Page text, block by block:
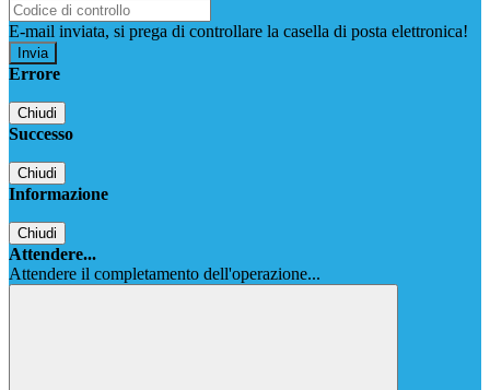
E-mail inviata, si prega di controllare la casella di posta elettronica!
Errore
Chiudi
Successo
Chiudi
Informazione
Chiudi
Attendere...
Attendere il completamento dell'operazione...